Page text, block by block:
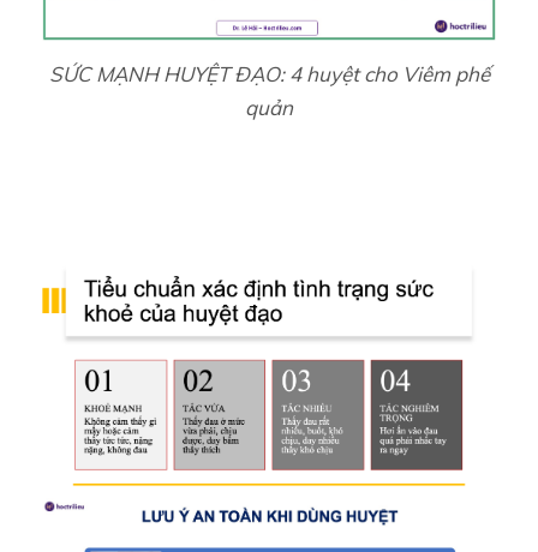
SỨC MẠNH HUYỆT ĐẠO: 4 huyệt cho Viêm phế
quản